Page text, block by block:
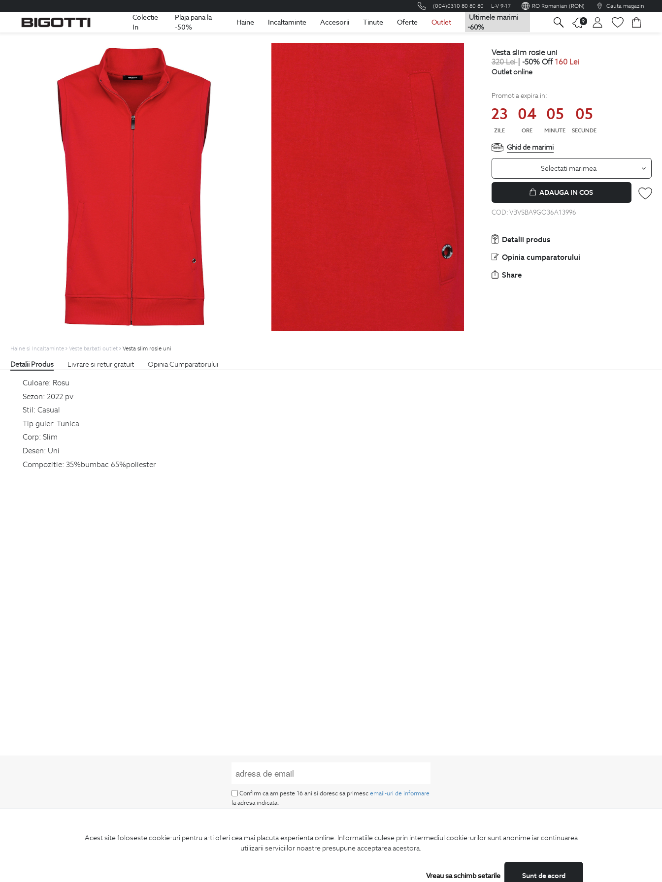
Acest site foloseste cookie-uri pentru a-ti oferi cea mai placuta experienta online. Informatiile culese prin intermediul cookie-urilor sunt anonime iar continuarea
utilizarii serviciilor noastre presupune acceptarea acestora.
Sunt de acord
Vreau sa schimb setarile
(004)0310 80 80 80 L-V 9-17 RO Romanian (RON) Cauta magazin
Colectie
In
Plaja pana la
-50%
Haine Incaltaminte Accesorii Tinute Oferte Outlet
Ultimele marimi
-60%
9
Romania Romana
320Lei| -50% Off 160
Outlet online
23 04 05 04
Detalii produs
Opinia cumparatorului
Haine si Incaltaminte Veste barbati outlet Vesta slim rosie uni
Detalii Produs Livrare si retur gratuit Opinia Cumparatorului
Culoare: Rosu
Sezon: 2022 pv
Stil: Casual
Tip guler: Tunica
Corp: Slim
Desen: Uni
Compozitie: 35%bumbac 65%poliester
ABONEAZA-TE
LA NEWSLETTER
Confirm ca am peste 16 ani si doresc sa primescemail-uri de informare
la adresa indicata.